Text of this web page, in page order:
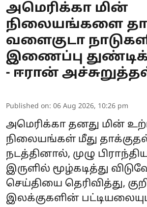
அமெரிக்கா மின்
நிலையங்களை
வளைகுடா
இணைப்பு
- ஈரான்
Published on: 06 Aug 2026, 10:26 pm
அமெரிக்கா தனது மின்
நிலையங்கள் மீது
நடத்தினால், முழு
இருளில் மூழ்கடித்து
செய்தியை தெரிவித்து,
இலக்குகளின்